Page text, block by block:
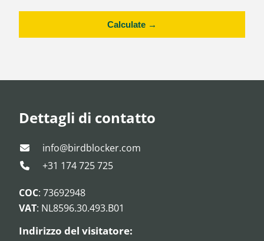
Calculate →
Dettagli di contatto
info@birdblocker.com
+31 174 725 725
COC: 73692948
VAT: NL8596.30.493.B01
Indirizzo del visitatore: